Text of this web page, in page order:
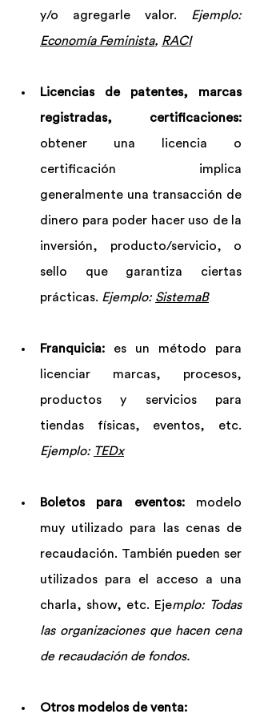
y/o agregarle valor.
Economía Feminista, RACI
Licencias de patentes, marcas
registradas, certificaciones:
obtener una licencia o
certificación implica
generalmente una transacción de
dinero para poder hacer uso de la
inversión, producto/servicio, o
sello que garantiza ciertas
prácticas. Ejemplo: SistemaB
Franquicia: es un método para
licenciar marcas, procesos,
productos y servicios para
Ejemplo: TEDx
Boletos para eventos: modelo
muy utilizado para las cenas de
recaudación. También pueden ser
utilizados para el acceso a una
charla, show, etc. Ejemplo: Todas
las organizaciones que hacen cena
de recaudación de fondos.
Otros modelos de venta: